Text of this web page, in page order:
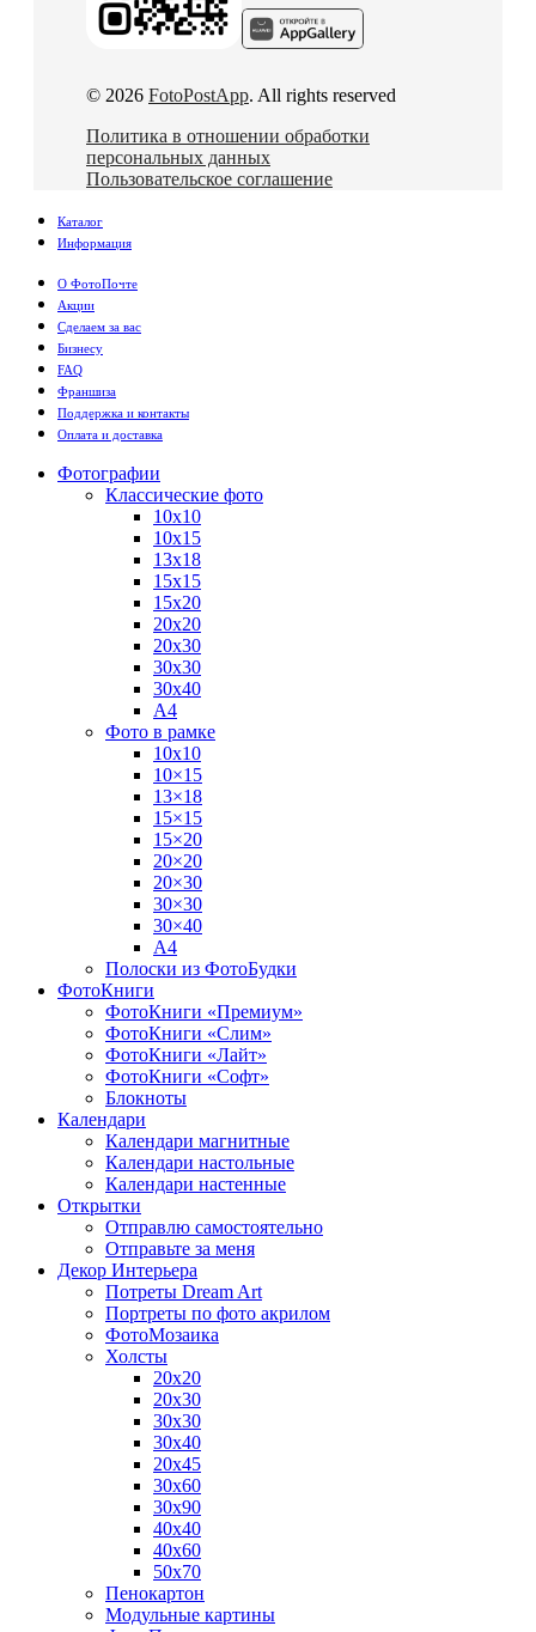
© 2026 FotoPostApp. All rights reserved
Политика в отношении обработки
персональных данных
Пользовательское соглашение
Каталог
Информация
О ФотоПочте
Акции
Сделаем за вас
Бизнесу
FAQ
Франшиза
Поддержка и контакты
Оплата и доставка
Фотографии
Классические фото
10х10
10х15
13х18
15х15
15х20
20х20
20х30
30х30
30х40
А4
Фото в рамке
10х10
10×15
13×18
15×15
15×20
20×20
20×30
30×30
30×40
A4
Полоски из ФотоБудки
ФотоКниги
ФотоКниги «Премиум»
ФотоКниги «Слим»
ФотоКниги «Лайт»
ФотоКниги «Софт»
Блокноты
Календари
Календари магнитные
Календари настольные
Календари настенные
Открытки
Отправлю самостоятельно
Отправьте за меня
Декор Интерьера
Потреты Dream Art
Портреты по фото акрилом
ФотоМозаика
Холсты
20х20
20х30
30х30
30х40
20х45
30х60
30х90
40х40
40х60
50х70
Пенокартон
Модульные картины